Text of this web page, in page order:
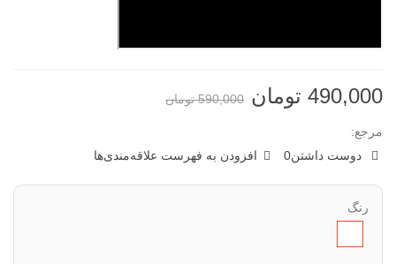
490,000 تومان 590,000 تومان
مرجع:
دوست داشتن0 افزودن به فهرست علاقه‌مندی‌ها
رنگ
تصویر